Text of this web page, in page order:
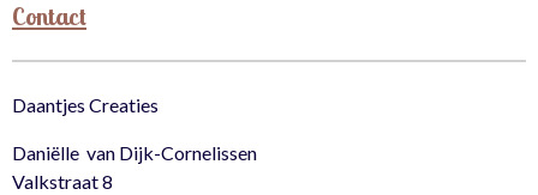
Contact
Daantjes Creaties
Daniëlle van Dijk-Cornelissen
Valkstraat 8